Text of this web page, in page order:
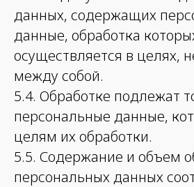
данных, содержащих
данные, обработка
осуществляется в целях,
между собой.
5.4. Обработке подлежат
персональные данные,
целям их обработки.
5.5. Содержание и объем
персональных данных